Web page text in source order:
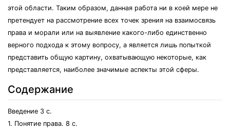
этой области. Таким образом, данная работа ни в коей мере не
претендует на рассмотрение всех точек зрения на взаимосвязь
права и морали или на выявление какого-либо единственно
верного подхода к этому вопросу, а является лишь попыткой
представить общую картину, охватывающую некоторые, как
представляется, наиболее значимые аспекты этой сферы.
Содержание
Введение 3 с.
1. Понятие права. 8 с.